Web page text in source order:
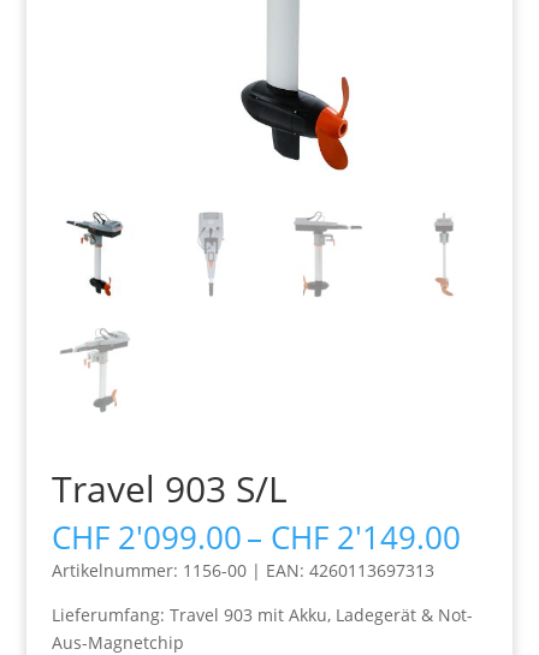
Travel 903 S/L
CHF 2'099.00– CHF 2'149.00
CHF
Artikelnummer: 1156-00 | EAN: 4260113697313
Lieferumfang: Travel 903 mit Akku, Ladegerät & Not-
Aus-Magnetchip